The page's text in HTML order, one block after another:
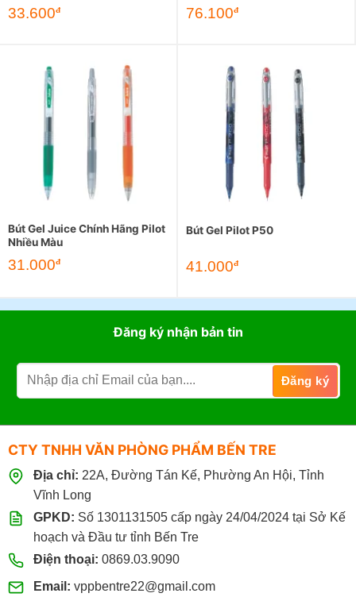
33.600đ 76.100đ
Bút Gel Juice Chính Hãng Pilot
Nhiều Màu
31.000đ
Bút Gel Pilot P50
41.000đ
Đăng ký nhận bản tin
CTY TNHH VĂN PHÒNG PHẨM BẾN TRE
Địa chỉ: 22A, Đường Tán Kế, Phường An Hội, Tỉnh
Vĩnh Long
GPKD: Số 1301131505 cấp ngày 24/04/2024 tại Sở Kế
hoạch và Đầu tư tỉnh Bến Tre
Điện thoại: 0869.03.9090
Email: vppbentre22@gmail.com